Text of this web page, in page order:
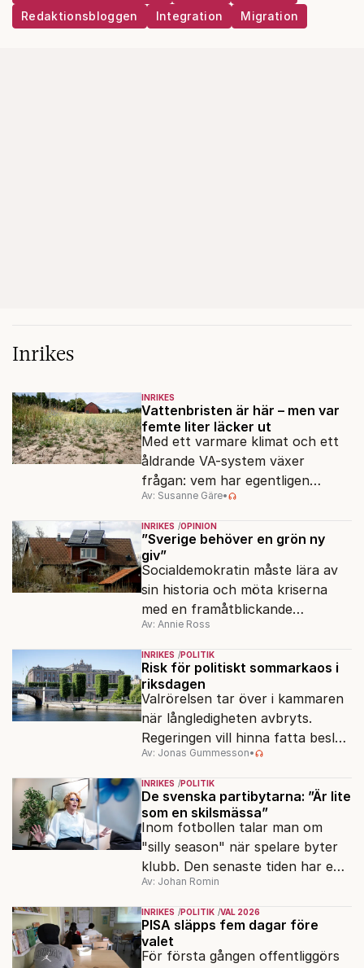
Redaktionsbloggen
Integration Migration
Inrikes
INRIKES
Vattenbristen är här – men var
femte liter läcker ut
Med ett varmare klimat och ett
åldrande VA-system växer
frågan: vem har egentligen
ansvar för Sveriges
vattenresurser?
Av: Susanne Gäre•
INRIKES OPINION
”Sverige behöver en grön ny
giv”
Socialdemokratin måste lära av
sin historia och möta kriserna
med en framåtblickande
strukturpolitik för att göra
Sverige långsiktigt hållbart,
jämlikt och kriståligt.
Av: Annie Ross
INRIKES POLITIK
Risk för politiskt sommarkaos i
riksdagen
Valrörelsen tar över i kammaren
när långledigheten avbryts.
Regeringen vill hinna fatta beslut
före valet – men oppositionen
ser sin chans att pressa
Tidösidan.
Av: Jonas Gummesson•
INRIKES POLITIK
De svenska partibytarna: ”Är lite
som en skilsmässa”
Inom fotbollen talar man om
"silly season" när spelare byter
klubb. Den senaste tiden har en
rad svenska politiker bytt parti –
men varför, och vad skiljer
partiernas interna kulturer åt?
Av: Johan Romin
INRIKES POLITIK VAL 2026
PISA släpps fem dagar före
valet
För första gången offentliggörs